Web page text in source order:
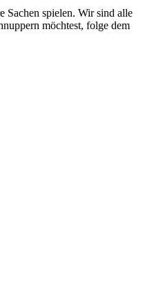
Sachen spielen. Wir sind alle
möchtest, folge dem